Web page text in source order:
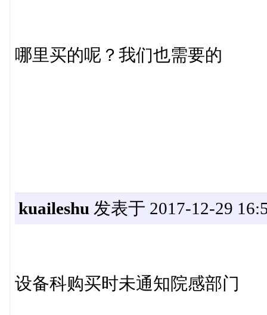
哪里买的呢？我们也需要的
kuaileshu 发表于 2017-12-29
设备科购买时未通知院感部门